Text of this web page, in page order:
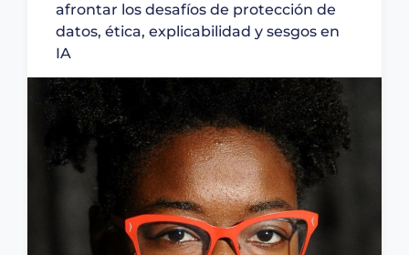
afrontar los desafíos de protección de
datos, ética, explicabilidad y sesgos en
IA